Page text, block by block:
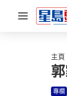
主頁
專欄